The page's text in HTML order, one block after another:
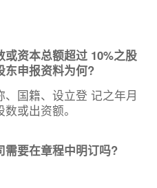
或资本总额超过 10%之股
东申报资料为何?
、国籍、设立登 记之年月
或出资额。
需要在章程中明订吗?